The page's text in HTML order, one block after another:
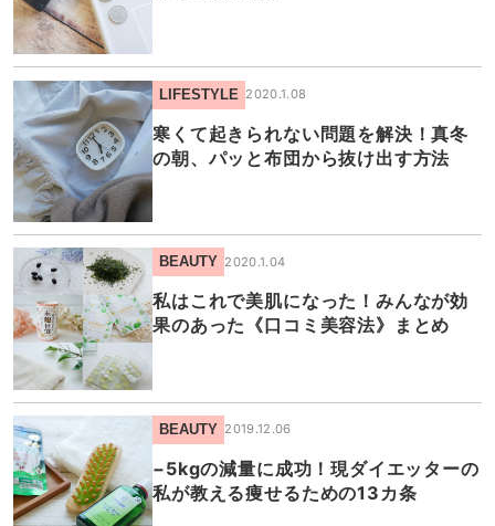
LIFESTYLE 2020.1.08
寒くて起きられない問題を解決！真冬
の朝、パッと布団から抜け出す方法
BEAUTY 2020.1.04
私はこれで美肌になった！みんなが効
果のあった《口コミ美容法》まとめ
BEAUTY 2019.12.06
−5kgの減量に成功！現ダイエッターの
私が教える痩せるための13カ条